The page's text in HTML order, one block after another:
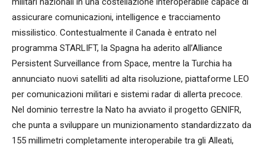
assicurare comunicazioni, intelligence e tracciamento
missilistico. Contestualmente il Canada è entrato nel
programma STARLIFT, la Spagna ha aderito all’Alliance
Persistent Surveillance from Space, mentre la Turchia ha
annunciato nuovi satelliti ad alta risoluzione, piattaforme LEO
per comunicazioni militari e sistemi radar di allerta precoce.
Nel dominio terrestre la Nato ha avviato il progetto GENIFR,
che punta a sviluppare un munizionamento standardizzato da
155 millimetri completamente interoperabile tra gli Alleati,